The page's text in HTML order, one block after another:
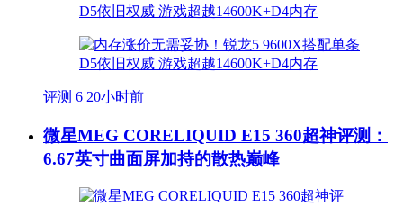
评测 6 20小时前
微星MEG CORELIQUID E15 360超神评测：
6.67英寸曲面屏加持的散热巅峰